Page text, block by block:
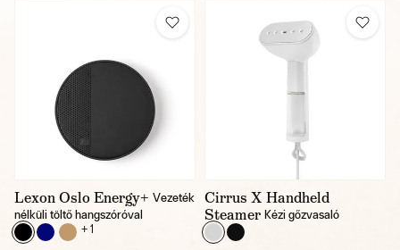
Lexon Oslo Energy+ Vezeték
nélküli töltő hangszóróval
+ 1
Cirrus X Handheld
Steamer Kézi gőzvasaló